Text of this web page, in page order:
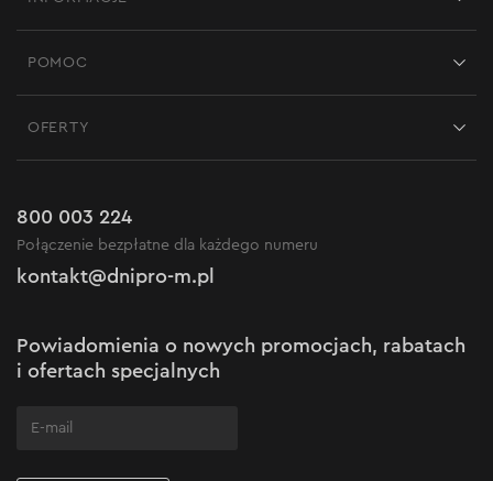
Regulamin sklepu internetowego
Polityka prywatności
POMOC
Gwarancja i serwis
Reklamacje i skargi
Ustawienia plików cookie
OFERTY
Nowości
800 003 224
Połączenie bezpłatne dla każdego numeru
kontakt@dnipro-m.pl
Powiadomienia o nowych promocjach, rabatach
i ofertach specjalnych